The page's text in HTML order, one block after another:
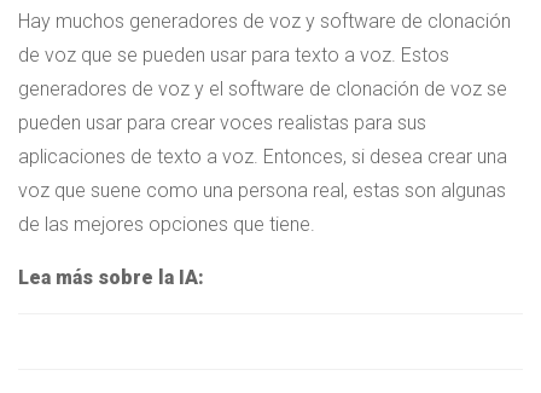
Hay muchos generadores de voz y software de clonación
de voz que se pueden usar para texto a voz. Estos
generadores de voz y el software de clonación de voz se
pueden usar para crear voces realistas para sus
aplicaciones de texto a voz. Entonces, si desea crear una
voz que suene como una persona real, estas son algunas
de las mejores opciones que tiene.
Lea más sobre la IA: